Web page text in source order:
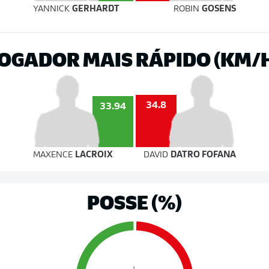
YANNICKGERHARDT ROBIN GOSENS
MAIS RÁPIDO (KM/
33.94 34.8
MAXENCE LACROIX DAVID DATRO FOFANA
POSSE (%)